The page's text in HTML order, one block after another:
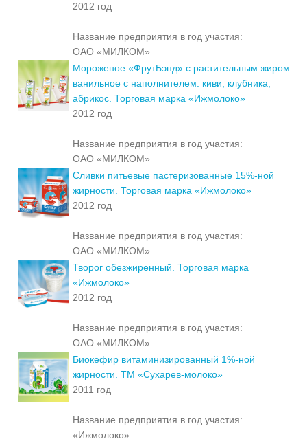
2012 год
Название предприятия в год участия:
ОАО «МИЛКОМ»
Мороженое «ФрутБэнд» с растительным жиром
ванильное с наполнителем: киви, клубника,
абрикос. Торговая марка «Ижмолоко»
2012 год
Название предприятия в год участия:
ОАО «МИЛКОМ»
Сливки питьевые пастеризованные 15%-ной
жирности. Торговая марка «Ижмолоко»
2012 год
Название предприятия в год участия:
ОАО «МИЛКОМ»
Творог обезжиренный. Торговая марка
«Ижмолоко»
2012 год
Название предприятия в год участия:
ОАО «МИЛКОМ»
Биокефир витаминизированный 1%-ной
жирности. ТМ «Сухарев-молоко»
2011 год
Название предприятия в год участия:
«Ижмолоко»